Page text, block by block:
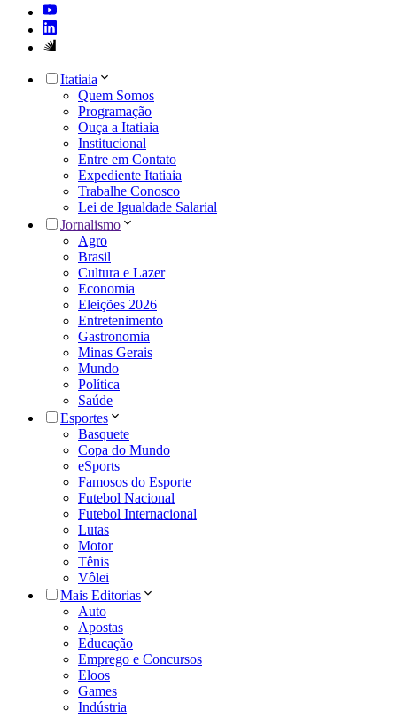
Itatiaia
Quem Somos
Programação
Ouça a Itatiaia
Institucional
Entre em Contato
Expediente Itatiaia
Trabalhe Conosco
Lei de Igualdade Salarial
Jornalismo
Agro
Brasil
Cultura e Lazer
Economia
Eleições 2026
Entretenimento
Gastronomia
Minas Gerais
Mundo
Política
Saúde
Esportes
Basquete
Copa do Mundo
eSports
Famosos do Esporte
Futebol Nacional
Futebol Internacional
Lutas
Motor
Tênis
Vôlei
Mais Editorias
Auto
Apostas
Educação
Emprego e Concursos
Eloos
Games
Indústria